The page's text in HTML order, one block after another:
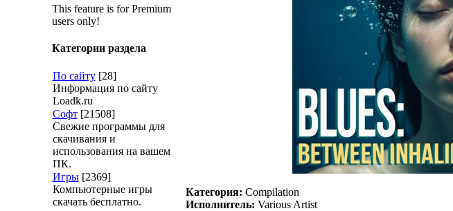
This feature is for Premium
users only!
Категории раздела
По сайту [28]
Информация по сайту
Loadk.ru
Софт [21508]
Свежие программы для
скачивания и
использования на вашем
ПК.
Игры [2369]
Компьютерные игры
скачать бесплатно.
Категория: Compilation
Исполнитель: Various Artist